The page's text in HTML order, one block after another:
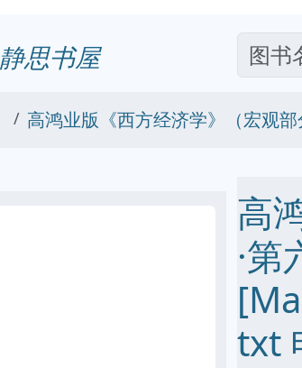
静思书屋
高鸿业版《西方经济学》（宏观
高
·
txt